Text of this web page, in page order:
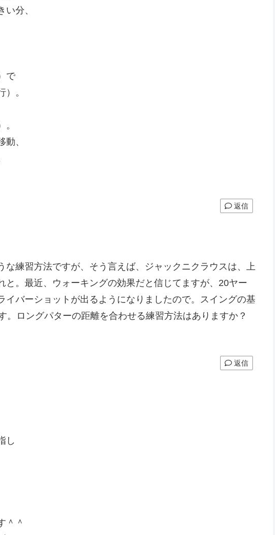
分、
で
。
、
返信
な練習方法ですが、そう言えば、ジャックニクラウスは、上
と。最近、ウォーキングの効果だと信じてますが、20ヤー
イバーショットが出るようになりましたので。スイングの基
。ロングパターの距離を合わせる練習方法はありますか？
返信
し
＾＾